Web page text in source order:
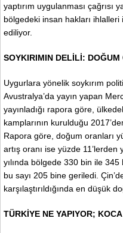
yaptırım uygulanması çağrısı
bölgedeki insan hakları
ediliyor.
SOYKIRIMIN DELİLİ: DOĞUM
Uygurlara yönelik soykırım
Avustralya’da yayın yapan
yayınladığı rapora göre,
kamplarının kurulduğu
Rapora göre, doğum oranları
artış oranı ise yüzde
yılında bölgede 330 bin ile
bu sayı 205 bine geriledi.
karşılaştırıldığında en düşük
TÜRKİYE NE YAPIYOR;